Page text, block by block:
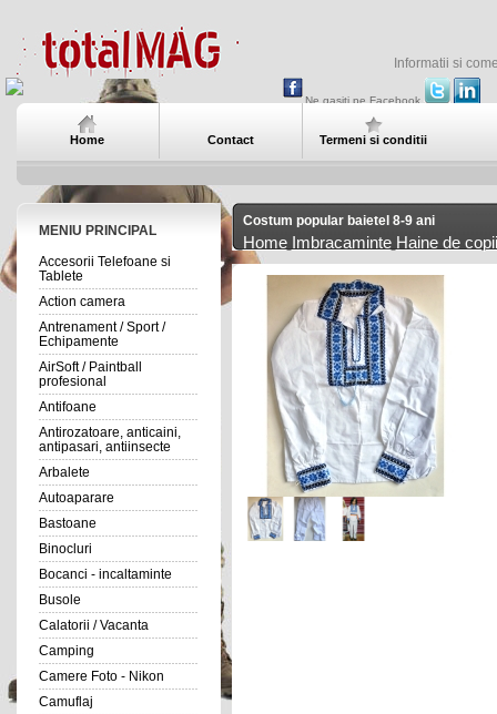
Informatii si
Ne gasiti pe Facebook
Home Contact Termeni si conditii
MENIU PRINCIPAL
Accesorii Telefoane si
Tablete
Action camera
Antrenament / Sport /
Echipamente
AirSoft / Paintball
profesional
Antifoane
Antirozatoare, anticaini,
antipasari, antiinsecte
Arbalete
Autoaparare
Bastoane
Binocluri
Bocanci - incaltaminte
Busole
Calatorii / Vacanta
Camping
Camere Foto - Nikon
Camuflaj
Costum popular baietel 8-9 ani
Home Imbracaminte Haine de